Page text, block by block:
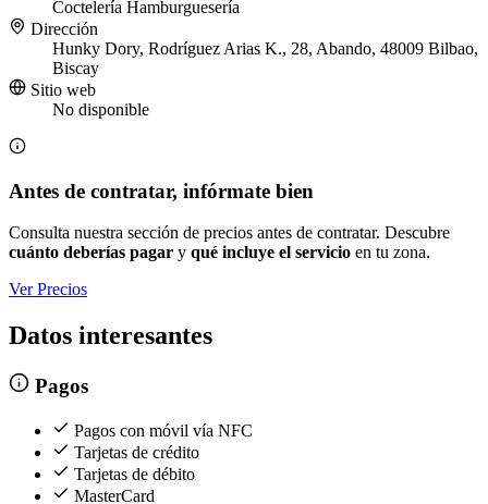
Coctelería Hamburguesería
Dirección
Hunky Dory, Rodríguez Arias K., 28, Abando, 48009 Bilbao,
Biscay
Sitio web
No disponible
Antes de contratar, infórmate bien
Consulta nuestra sección de precios antes de contratar. Descubre
cuánto deberías pagar y qué incluye el servicio en tu zona.
Ver Precios
Datos interesantes
Pagos
Pagos con móvil vía NFC
Tarjetas de crédito
Tarjetas de débito
MasterCard